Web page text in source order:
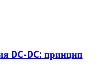
DC-DC: принцип